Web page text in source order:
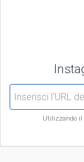
Utilizzando il